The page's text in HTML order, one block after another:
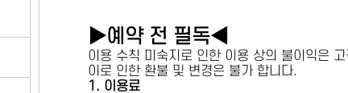
▶예약 전 필독◀
이용 수칙 미숙지로 인한 이용 상의 불이익은
이로 인한 환불 및 변경은 불가 합니다.
1. 이용료